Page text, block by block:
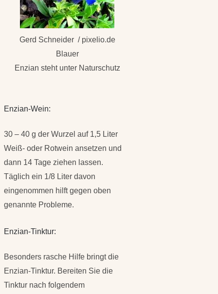
Gerd Schneider / pixelio.de
Blauer
Enzian steht unter Naturschutz
Enzian-Wein:
30 – 40 g der Wurzel auf 1,5 Liter
Weiß- oder Rotwein ansetzen und
dann 14 Tage ziehen lassen.
Täglich ein 1/8 Liter davon
eingenommen hilft gegen oben
genannte Probleme.
Enzian-Tinktur:
Besonders rasche Hilfe bringt die
Enzian-Tinktur. Bereiten Sie die
Tinktur nach folgendem